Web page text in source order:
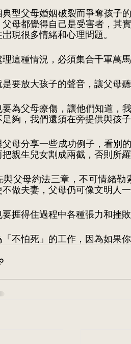
型父母婚姻破裂而爭奪孩子
母都覺得自己是受害者，其
現很多情緒和心理問題。
這種情況，必須集合千軍萬
要放大孩子的聲音，讓父母聽
為父母療傷，讓他們知道，
夠，我們還須在旁提供與孩子
母分享一些成功例子，看別
親生兒女割成兩截，否則所
與父母約法三章，不可情緒
做夫妻，父母仍可像文明人一
捱得住過程中各種張力和挫敗
不怕死」的工作，因為如果